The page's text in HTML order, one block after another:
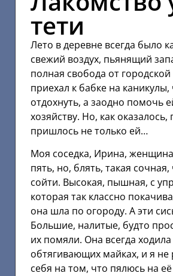
тети
Лето в деревне всегда было
свежий воздух, пьянящий
полная свобода от городской
приехал к бабке на
отдохнуть, а заодно помочь
хозяйству. Но, как оказалось,
пришлось не только ей…
Моя соседка, Ирина,
пять, но, блять, такая сочная,
сойти. Высокая, пышная, с
которая так классно
она шла по огороду. А эти
Большие, налитые, будто
их помяли. Она всегда
обтягивающих майках, и я не
себя на том, что пялюсь на её